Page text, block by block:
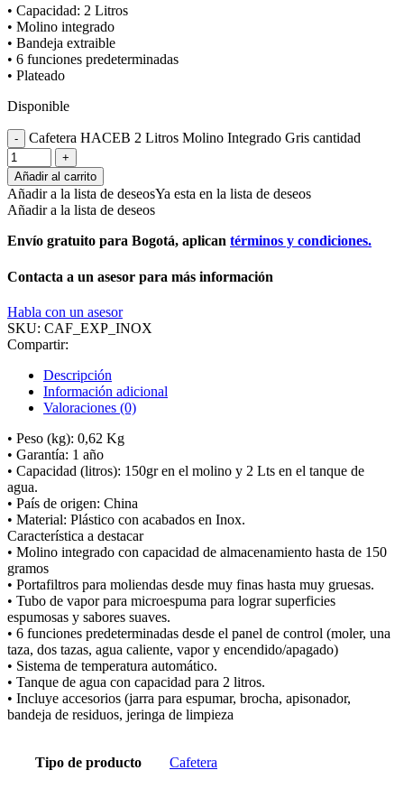
• Capacidad: 2 Litros
• Molino integrado
• Bandeja extraible
• 6 funciones predeterminadas
• Plateado
Disponible
Cafetera HACEB 2 Litros Molino Integrado Gris cantidad
Añadir al carrito
Añadir a la lista de deseosYa esta en la lista de deseos
Añadir a la lista de deseos
Envío gratuito para Bogotá, aplican términos y condiciones.
Contacta a un asesor para más información
Habla con un asesor
SKU: CAF_EXP_INOX
Compartir:
Descripción
Información adicional
Valoraciones (0)
• Peso (kg): 0,62 Kg
• Garantía: 1 año
• Capacidad (litros): 150gr en el molino y 2 Lts en el tanque de
agua.
• País de origen: China
• Material: Plástico con acabados en Inox.
Característica a destacar
• Molino integrado con capacidad de almacenamiento hasta de 150
gramos
• Portafiltros para moliendas desde muy finas hasta muy gruesas.
• Tubo de vapor para microespuma para lograr superficies
espumosas y sabores suaves.
• 6 funciones predeterminadas desde el panel de control (moler, una
taza, dos tazas, agua caliente, vapor y encendido/apagado)
• Sistema de temperatura automático.
• Tanque de agua con capacidad para 2 litros.
• Incluye accesorios (jarra para espumar, brocha, apisonador,
bandeja de residuos, jeringa de limpieza
Tipo de producto Cafetera